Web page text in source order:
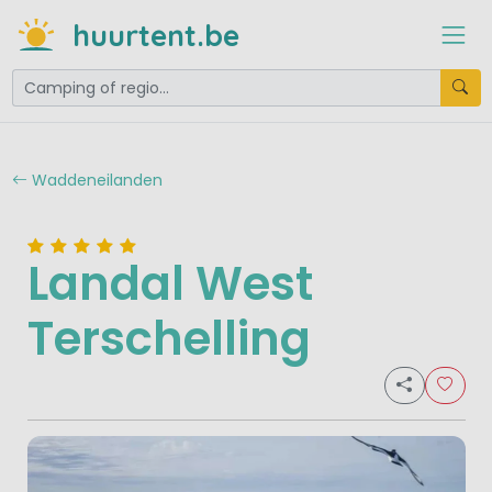
huurtent.be
Waddeneilanden
Landal West
Terschelling